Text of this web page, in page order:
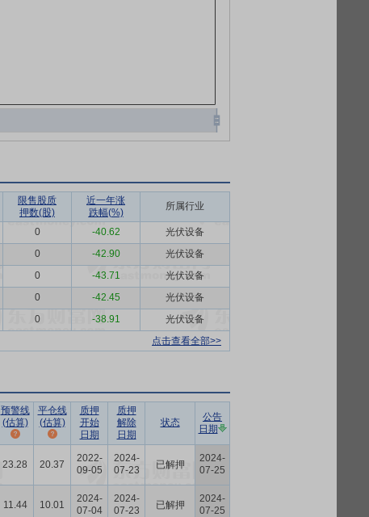
限售股质
押数(股)
近一年涨
跌幅(%)
所属行业
0 -40.62
光伏设备
0 -42.90
光伏设备
0 -43.71
光伏设备
0 -42.45
光伏设备
0 -38.91
光伏设备
点击查看全部>>
预警线
(估算)
平仓线
(估算)
质押
开始
日期
质押
解除
日期
状态
公告
日期
23.28 20.37
2022-
09-05
2024-
07-23
已解押
2024-
07-25
11.44 10.01
2024-
07-04
2024-
07-23
已解押
2024-
07-25